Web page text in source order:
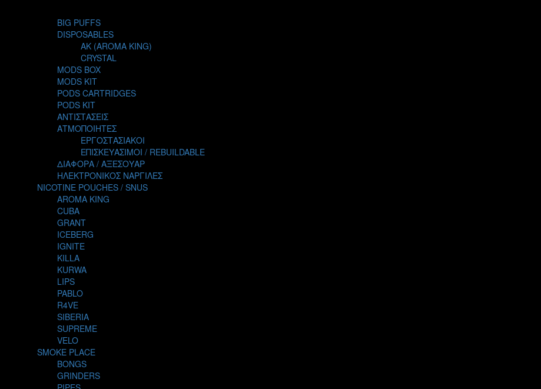
NIGHT LIFE
NUBO
OMERTA LIQUIDS
OPMH PROJECT
S-ELF JUICE
SADBOY
SCANDAL
SECRET FOREST
STEAM CITY LIQUIDS
STEAM TRAIN
STEAMPUNK
TALES
TATTOO
THE ALCHEMIST
THE SMOKER'S CLUB
TIKI MAHU
TWIST
VAPE NOVA
VGOD
WILD ZOO
YETI
ZEUS JUICE
BIG PUFFS
DISPOSABLES
AK (AROMA KING)
CRYSTAL
MODS BOX
MODS KIT
PODS CARTRIDGES
PODS KIT
ΑΝΤΙΣΤΑΣΕΙΣ
ΑΤΜΟΠΟΙΗΤΕΣ
ΕΡΓΟΣΤΑΣΙΑΚΟΙ
ΕΠΙΣΚΕΥΑΣΙΜΟΙ / REBUILDABLE
ΔΙΑΦΟΡΑ / ΑΞΕΣΟΥΑΡ
ΗΛΕΚΤΡΟΝΙΚΟΣ ΝΑΡΓΙΛΕΣ
NICOTINE POUCHES / SNUS
AROMA KING
CUBA
GRANT
ICEBERG
IGNITE
KILLA
KURWA
LIPS
PABLO
R4VE
SIBERIA
SUPREME
VELO
SMOKE PLACE
BONGS
GRINDERS